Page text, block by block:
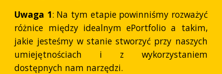
Uwaga 1: Na tym etapie powinniśmy rozważyć
różnice między idealnym ePortfolio a takim,
jakie jesteśmy w stanie stworzyć przy naszych
umiejętnościach i z wykorzystaniem
dostępnych nam narzędzi.